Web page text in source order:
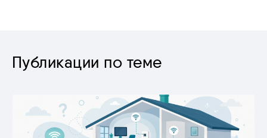
Публикации по теме